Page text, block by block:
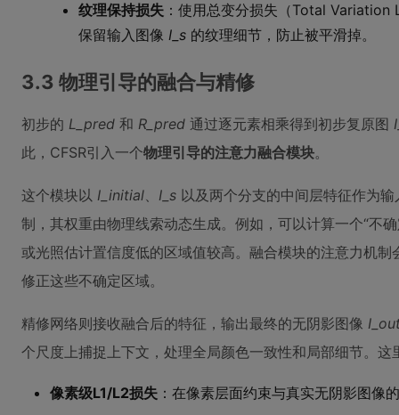
纹理保持损失 ：使用总变分损失（Total
保留输入图像 I_s 的纹理细节，防止被平滑掉。
3.3 物理引导的融合与精修
初步的 L_pred 和 R_pred 通过逐元素相乘得到初步复原图
此，CFSR引入一个物理引导的注意力融合模块。
这个模块以 I_initial、 I_s 以及两个分支的中间层特征作为
制，其权重由物理线索动态生成。例如，可以计算一个“不
或光照估计置信度低的区域值较高。融合模块的注意力机
修正这些不确定区域。
精修网络则接收融合后的特征，输出最终的无阴影图像
个尺度上捕捉上下文，处理全局颜色一致性和局部细节。这
像素级L1/L2损失 ：在像素层面约束与真实无阴影图像